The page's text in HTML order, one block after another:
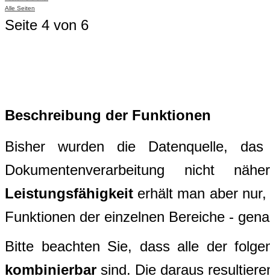
Alle Seiten
Seite 4 von 6
Beschreibung der Funktionen
Bisher wurden die Datenquelle,
Dokumentenverarbeitung nicht
Leistungsfähigkeit erhält man aber
Funktionen der einzelnen Bereiche -
Bitte beachten Sie, dass alle der
kombinierbar sind. Die daraus